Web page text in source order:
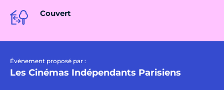
Couvert
Évènement proposé par :
Les Cinémas Indépendants Parisiens